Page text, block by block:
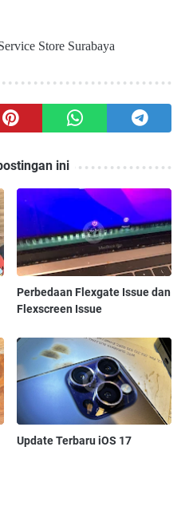
Store Surabaya
ini
Perbedaan Flexgate Issue dan
Flexscreen Issue
Update Terbaru iOS 17